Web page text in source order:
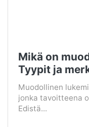
Mikä on
Tyypit ja
Muodollinen
jonka tavoitteena
Edistä...